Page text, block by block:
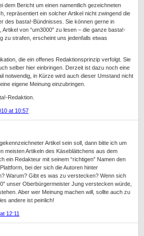
dem Bericht um einen namentlich gezeichneten
repräsentiert ein solcher Artikel nicht zwingend die
des basta!-Bündnisses. Sie können gerne in
von “um3000″ zu lesen – die ganze basta!-
zu strafen, erscheint uns jedenfalls etwas
die ein offenes Redaktionsprinzip verfolgt. Sie
selber hier einbringen. Derzeit ist dazu noch eine
notwendig, in Kürze wird auch dieser Umstand nicht
eigene Meinung einzubringen.
Redaktion.
at 10:57
Artikel sein soll, dann bitte ich um
meisten Artikeln des Käseblättchens aus dem
ein Redakteur mit seinem “richtigen” Namen den
bei der sich die Autoren hinter
Warum? Gibt es was zu verstecken? Wenn sich
unser Oberbürgermeister Jung verstecken würde,
Aber wer Meinung machen will, sollte auch zu
andere ist peinlich!
12:11